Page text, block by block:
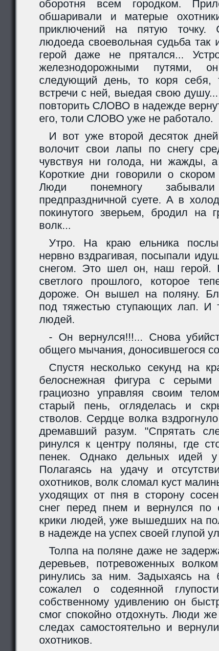
оборотня всем городком.
обшаривали и матерые
приключений на пятую точку.
людоеда своевольная судьба
герой даже не прятался...
железнодорожными путями,
следующий день, то коря себя,
встречи с ней, выедая свою
повторить СЛОВО в надежде
его, толи СЛОВО уже не работало.
И вот уже второй десяток
волочит свои лапы по снегу
чувствуя ни голода, ни жажды, а
Короткие дни говорили о
Люди понемногу
предпраздничной суете. А в
покинутого зверьем, бродил на
волк...
Утро. На краю ельника
нервно вздрагивая, посыпали
снегом. Это шел он, наш герой.
светлого прошлого, которое
дороже. Он вышел на поляну.
под тяжестью ступающих лап. И
людей.
- Он вернулся!!!... Снова
общего мычания, доносившегося
Спустя несколько секунд на
белоснежная фигура с серыми
грациозно управляя своим
старый пень, огляделась и
стволов. Сердце волка
дремавший разум. "Спрятать
ринулся к центру поляны, где
пенек. Однако дельных идей
Полагаясь на удачу и
охотников, волк сломал куст
уходящих от пня в сторону
снег перед пнем и вернулся
крики людей, уже вышедших на
в надежде на успех своей глупой
Толпа на поляне даже не
деревьев, потревоженных
ринулись за ним. Задыхаясь на
сожалел о содеянной
собственному удивлению он
смог спокойно отдохнуть. Люди
следах самостоятельно и
охотников.